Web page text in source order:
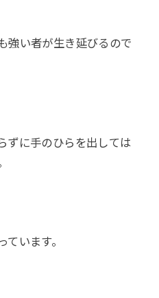
強い者が生き延びるので
ずに手のひらを出しては
います。